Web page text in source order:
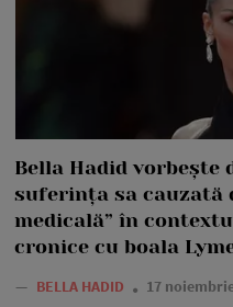
Bella Hadid vorbește
suferința sa cauzată
medicală” în
cronice cu boala
— BELLA HADID 17